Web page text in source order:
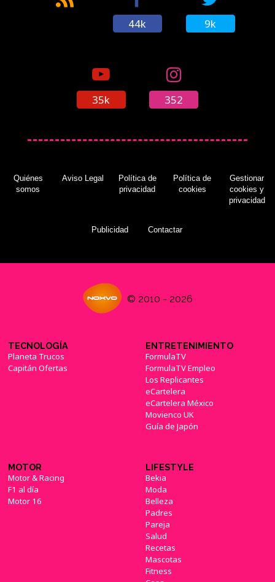
44k 9k
35k 352
Quiénes
somos
Aviso Legal
Política de
privacidad
Política de
cookies
Gestionar
cookies y
privacidad
Publicidad Contactar
© 2010 - 2026
TECNOLOGÍA
Planeta Trucos
Capitán Ofertas
ENTRETENIMIENTO
FormulaTV
FormulaTV Empleo
Los Replicantes
eCartelera
eCartelera México
Movienco UK
Guía de Japón
MOTOR
Motor & Racing
F1 al día
Motor 16
LIFESTYLE
Bekia
Moda
Belleza
Padres
Pareja
Salud
Recetas
Mascotas
Fitness